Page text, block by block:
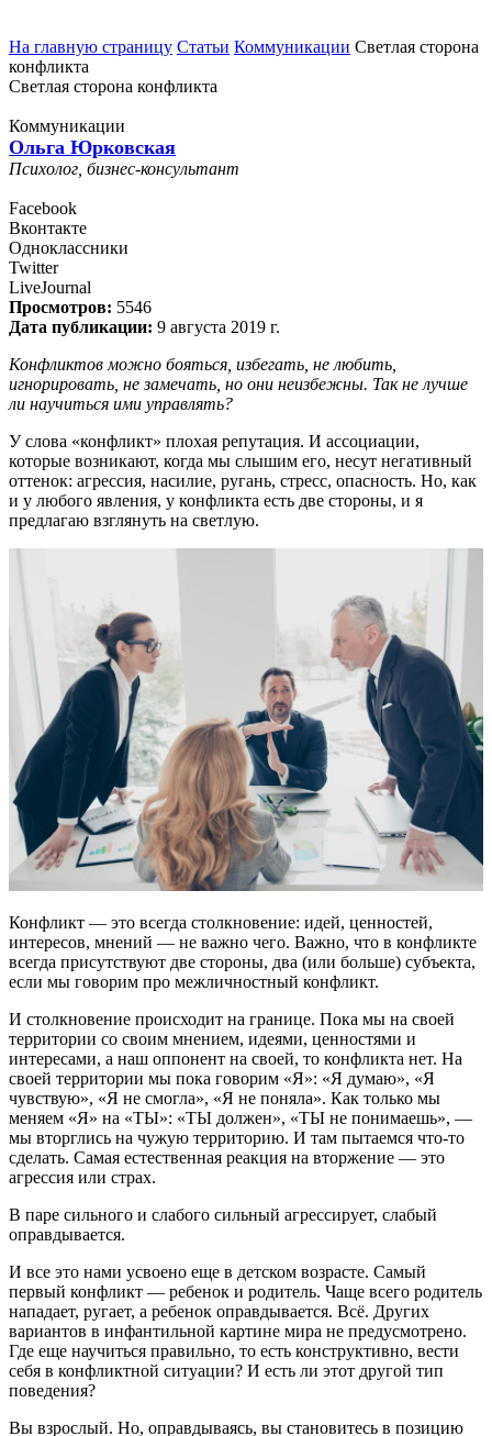
На главную страницу Статьи Коммуникации Светлая сторона
конфликта
Светлая сторона конфликта
Коммуникации
Ольга Юрковская
Психолог, бизнес-консультант
Facebook
Вконтакте
Одноклассники
Twitter
LiveJournal
Просмотров: 5546
Дата публикации: 9 августа 2019 г.
Конфликтов можно бояться, избегать, не любить,
игнорировать, не замечать, но они неизбежны. Так не лучше
ли научиться ими управлять?
У слова «конфликт» плохая репутация. И ассоциации,
которые возникают, когда мы слышим его, несут негативный
оттенок: агрессия, насилие, ругань, стресс, опасность. Но, как
и у любого явления, у конфликта есть две стороны, и я
предлагаю взглянуть на светлую.
Конфликт — это всегда столкновение: идей, ценностей,
интересов, мнений — не важно чего. Важно, что в конфликте
всегда присутствуют две стороны, два (или больше) субъекта,
если мы говорим про межличностный конфликт.
И столкновение происходит на границе. Пока мы на своей
территории со своим мнением, идеями, ценностями и
интересами, а наш оппонент на своей, то конфликта нет. На
своей территории мы пока говорим «Я»: «Я думаю», «Я
чувствую», «Я не смогла», «Я не поняла». Как только мы
меняем «Я» на «ТЫ»: «ТЫ должен», «ТЫ не понимаешь», —
мы вторглись на чужую территорию. И там пытаемся что-то
сделать. Самая естественная реакция на вторжение — это
агрессия или страх.
В паре сильного и слабого сильный агрессирует, слабый
оправдывается.
И все это нами усвоено еще в детском возрасте. Самый
первый конфликт — ребенок и родитель. Чаще всего родитель
нападает, ругает, а ребенок оправдывается. Всё. Других
вариантов в инфантильной картине мира не предусмотрено.
Где еще научиться правильно, то есть конструктивно, вести
себя в конфликтной ситуации? И есть ли этот другой тип
поведения?
Вы взрослый. Но, оправдываясь, вы становитесь в позицию